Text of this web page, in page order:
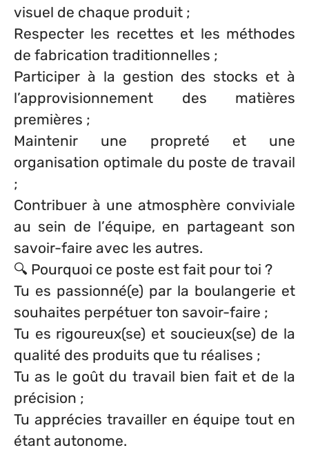
visuel de chaque produit ;
Respecter les recettes et les méthodes
de fabrication traditionnelles ;
Participer à la gestion des stocks et à
l’approvisionnement des matières
premières ;
Maintenir une propreté et une
organisation optimale du poste de travail
;
Contribuer à une atmosphère conviviale
au sein de l’équipe, en partageant son
savoir-faire avec les autres.
🔍 Pourquoi ce poste est fait pour toi ?
Tu es passionné(e) par la boulangerie et
souhaites perpétuer ton savoir-faire ;
Tu es rigoureux(se) et soucieux(se) de la
qualité des produits que tu réalises ;
Tu as le goût du travail bien fait et de la
précision ;
Tu apprécies travailler en équipe tout en
étant autonome.